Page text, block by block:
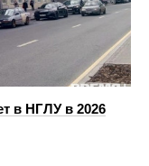
в НГЛУ в 2026